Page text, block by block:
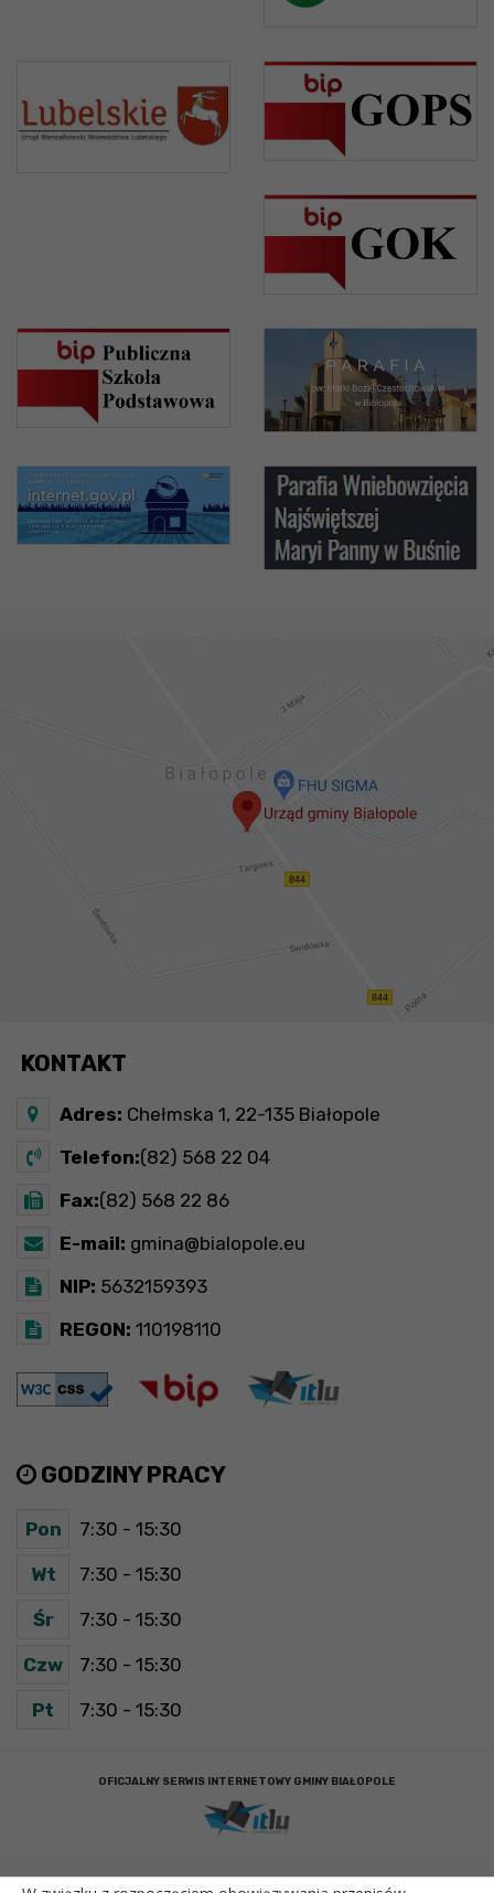
KONTAKT
Adres: Chełmska 1, 22-135 Białopole
Telefon:(82) 568 22 04
Fax:(82) 568 22 86
E-mail: gmina@bialopole.eu
NIP: 5632159393
REGON: 110198110
GODZINY PRACY
Pon 7:30 - 15:30
Wt 7:30 - 15:30
Śr 7:30 - 15:30
Czw 7:30 - 15:30
Pt 7:30 - 15:30
OFICJALNY SERWIS INTERNETOWY GMINY BIAŁOPOLE